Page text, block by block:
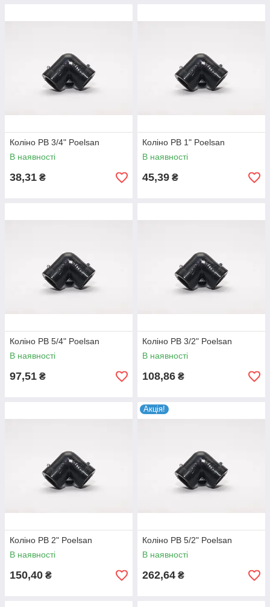
Коліно РВ 3/4" Poelsan
В наявності
38,31 ₴
Коліно РВ 1" Poelsan
В наявності
45,39 ₴
Коліно РВ 5/4" Poelsan
В наявності
97,51 ₴
Коліно РВ 3/2" Poelsan
В наявності
108,86 ₴
Коліно РВ 2" Poelsan
В наявності
150,40 ₴
Акція!
Коліно РВ 5/2" Poelsan
В наявності
262,64 ₴